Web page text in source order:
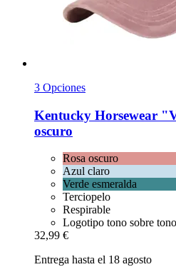
3 Opciones
Kentucky Horsewear
oscuro
Rosa oscuro
Azul claro
Verde esmeralda
Terciopelo
Respirable
Logotipo tono sobre tono
32,99 €
Entrega hasta el 18 agosto